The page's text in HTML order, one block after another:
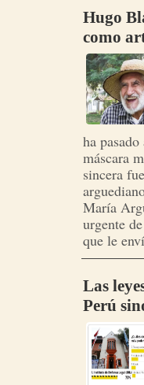
Hugo
como
ha
máscara
sincera
María
urgente
que le
Las
Perú